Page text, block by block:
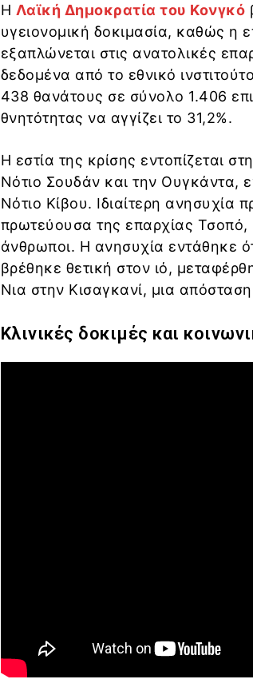
Η Λαϊκή Δημοκρατία του Κονγκό
υγειονομική δοκιμασία, καθώς η
εξαπλώνεται στις ανατολικές
δεδομένα από το εθνικό
438 θανάτους σε σύνολο 1.406
θνητότητας να αγγίζει το 31,2%.
Η εστία της κρίσης εντοπίζεται
Νότιο Σουδάν και την Ουγκάντα,
Νότιο Κίβου. Ιδιαίτερη ανησυχία
πρωτεύουσα της επαρχίας Τσοπό,
άνθρωποι. Η ανησυχία εντάθηκε
βρέθηκε θετική στον ιό,
Νια στην Κισαγκανί, μια
Κλινικές δοκιμές και